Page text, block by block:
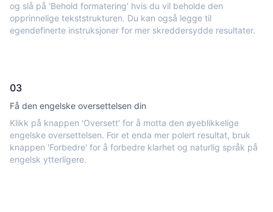
og slå på 'Behold formatering' hvis du vil beholde den
opprinnelige tekststrukturen. Du kan også legge til
egendefinerte instruksjoner for mer skreddersydde resultater.
03
Få den engelske oversettelsen din
Klikk på knappen 'Oversett' for å motta den øyeblikkelige
engelske oversettelsen. For et enda mer polert resultat, bruk
knappen 'Forbedre' for å forbedre klarhet og naturlig språk på
engelsk ytterligere.